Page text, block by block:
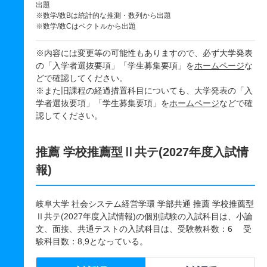
出題
※数学/数Bは統計的な推測・数列から出題
※数学/数Cはベクトルから出題
※内容には変更等の可能性もありますので、必ず大学発表
の「入学者選抜要項」「学生募集要項」をホームページな
どで確認してください。
※また旧課程の経過措置科目についても、大学発表の「入
学者選抜要項」「学生募集要項」をホームページなどで確
認してください。
推薦 学校推薦型Ⅱ共テ(2027年度入試情
報)
岐阜大学 社会システム経営学環 学部共通 推薦 学校推薦型
Ⅱ共テ(2027年度入試情報)の個別試験の入試科目は、小論
文、面接、共通テストの入試科目は、受験教科数：6 受
験科目数：8,9となっている。